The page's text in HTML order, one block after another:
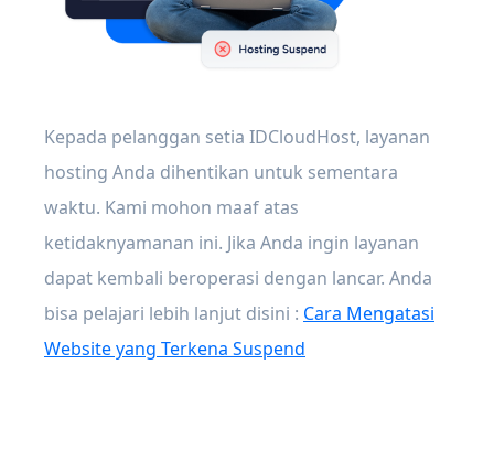
Kepada pelanggan setia IDCloudHost, layanan
hosting Anda dihentikan untuk sementara
waktu. Kami mohon maaf atas
ketidaknyamanan ini. Jika Anda ingin layanan
dapat kembali beroperasi dengan lancar. Anda
bisa pelajari lebih lanjut disini : Cara Mengatasi
Website yang Terkena Suspend